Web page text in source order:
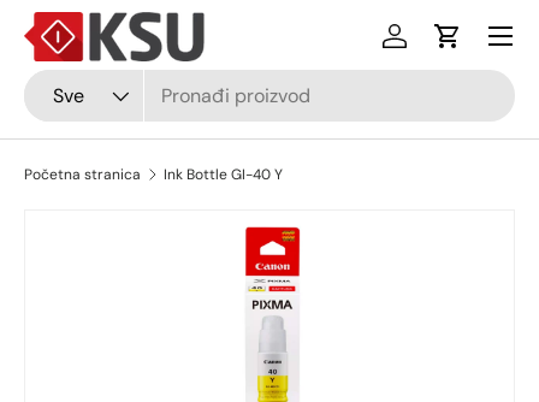
Preskočiti na sadržaj
Pretraži
Vrsta
Sve
PrijavaKošarica
Početna stranica Ink Bottle GI-40 Y
Preskočiti na informacije o proizvodu